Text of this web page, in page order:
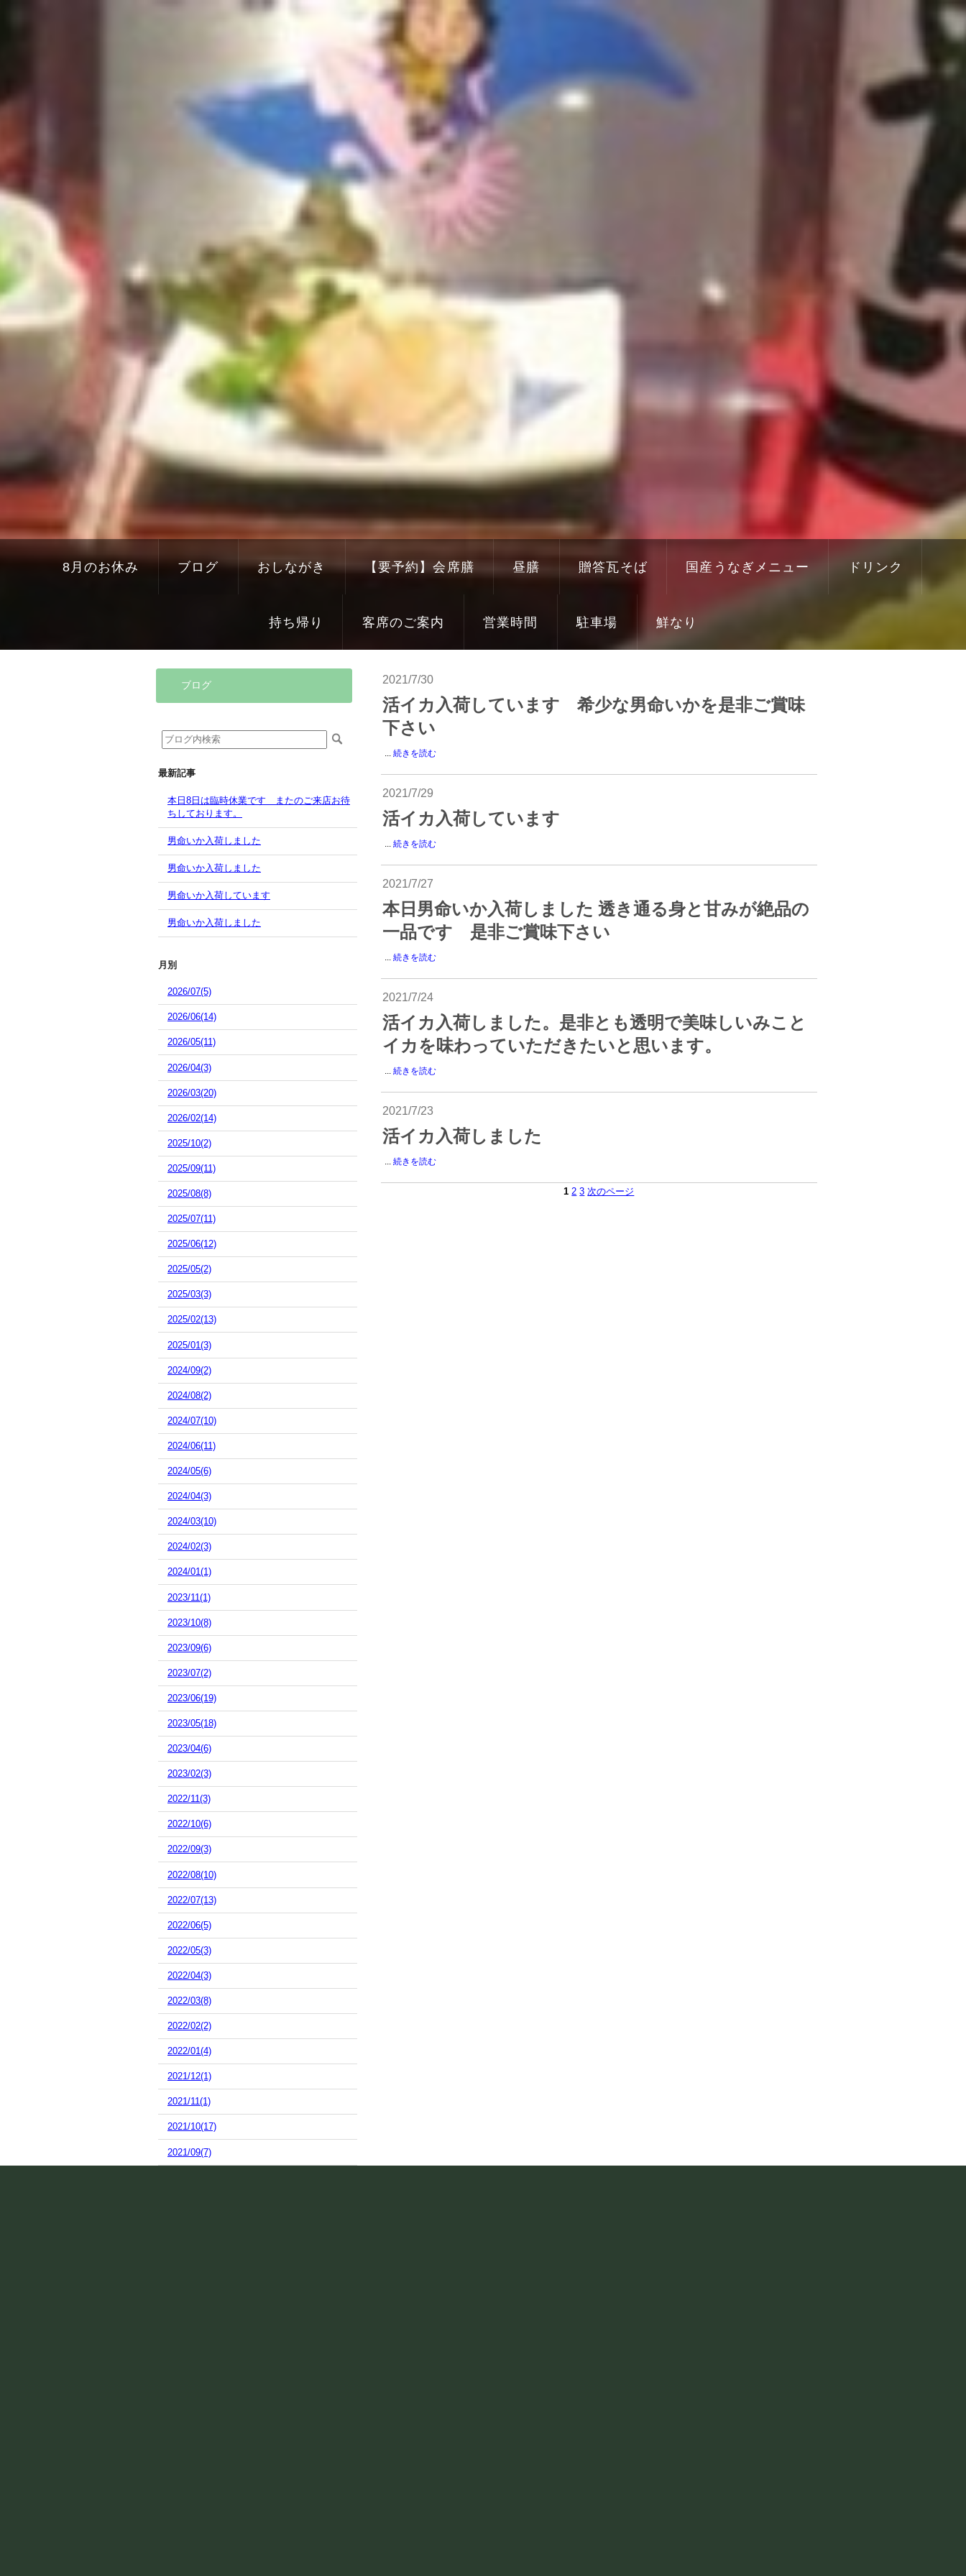
8月のお休み ブログ おしながき 【要予約】会席膳 昼膳 贈答瓦そば 国産うなぎメニュー ドリンク
持ち帰り 客席のご案内 営業時間 駐車場 鮮なり
ブログ
最新記事
本日8日は臨時休業です またのご来店お待
ちしております。
男命いか入荷しました
男命いか入荷しました
男命いか入荷しています
男命いか入荷しました
月別
2026/07(5)
2026/06(14)
2026/05(11)
2026/04(3)
2026/03(20)
2026/02(14)
2025/10(2)
2025/09(11)
2025/08(8)
2025/07(11)
2025/06(12)
2025/05(2)
2025/03(3)
2025/02(13)
2025/01(3)
2024/09(2)
2024/08(2)
2024/07(10)
2024/06(11)
2024/05(6)
2024/04(3)
2024/03(10)
2024/02(3)
2024/01(1)
2023/11(1)
2023/10(8)
2023/09(6)
2023/07(2)
2023/06(19)
2023/05(18)
2023/04(6)
2023/02(3)
2022/11(3)
2022/10(6)
2022/09(3)
2022/08(10)
2022/07(13)
2022/06(5)
2022/05(3)
2022/04(3)
2022/03(8)
2022/02(2)
2022/01(4)
2021/12(1)
2021/11(1)
2021/10(17)
2021/09(7)
2021/7/30
活イカ入荷しています 希少な男命いかを是非ご賞味
下さい
...続きを読む
2021/7/29
活イカ入荷しています
...続きを読む
2021/7/27
本日男命いか入荷しました 透き通る身と甘みが絶品の
一品です 是非ご賞味下さい
...続きを読む
2021/7/24
活イカ入荷しました。是非とも透明で美味しいみこと
イカを味わっていただきたいと思います。
...続きを読む
2021/7/23
活イカ入荷しました
...続きを読む
1 2 3 次のページ